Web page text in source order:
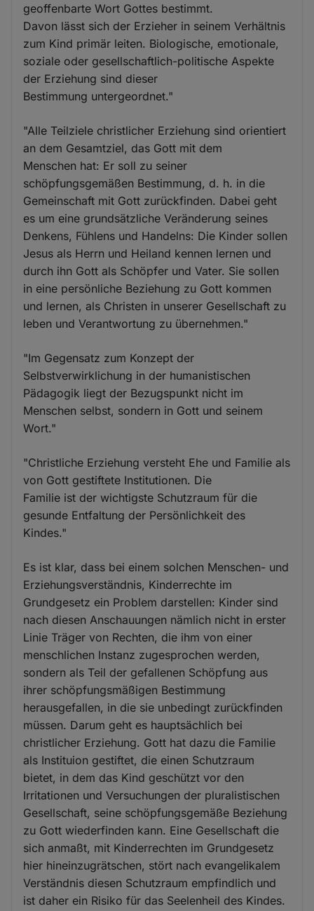
geoffenbarte Wort Gottes bestimmt.
Davon lässt sich der Erzieher in seinem Verhältnis
zum Kind primär leiten. Biologische, emotionale,
soziale oder gesellschaftlich-politische Aspekte
der Erziehung sind dieser
Bestimmung untergeordnet."
"Alle Teilziele christlicher Erziehung sind orientiert
an dem Gesamtziel, das Gott mit dem
Menschen hat: Er soll zu seiner
schöpfungsgemäßen Bestimmung, d. h. in die
Gemeinschaft mit Gott zurückfinden. Dabei geht
es um eine grundsätzliche Veränderung seines
Denkens, Fühlens und Handelns: Die Kinder sollen
Jesus als Herrn und Heiland kennen lernen und
durch ihn Gott als Schöpfer und Vater. Sie sollen
in eine persönliche Beziehung zu Gott kommen
und lernen, als Christen in unserer Gesellschaft zu
leben und Verantwortung zu übernehmen."
"Im Gegensatz zum Konzept der
Selbstverwirklichung in der humanistischen
Pädagogik liegt der Bezugspunkt nicht im
Menschen selbst, sondern in Gott und seinem
Wort."
"Christliche Erziehung versteht Ehe und Familie als
von Gott gestiftete Institutionen. Die
Familie ist der wichtigste Schutzraum für die
gesunde Entfaltung der Persönlichkeit des
Kindes."
Es ist klar, dass bei einem solchen Menschen- und
Erziehungsverständnis, Kinderrechte im
Grundgesetz ein Problem darstellen: Kinder sind
nach diesen Anschauungen nämlich nicht in erster
Linie Träger von Rechten, die ihm von einer
menschlichen Instanz zugesprochen werden,
sondern als Teil der gefallenen Schöpfung aus
ihrer schöpfungsmäßigen Bestimmung
herausgefallen, in die sie unbedingt zurückfinden
müssen. Darum geht es hauptsächlich bei
christlicher Erziehung. Gott hat dazu die Familie
als Instituion gestiftet, die einen Schutzraum
bietet, in dem das Kind geschützt vor den
Irritationen und Versuchungen der pluralistischen
Gesellschaft, seine schöpfungsgemäße Beziehung
zu Gott wiederfinden kann. Eine Gesellschaft die
sich anmaßt, mit Kinderrechten im Grundgesetz
hier hineinzugrätschen, stört nach evangelikalem
Verständnis diesen Schutzraum empfindlich und
ist daher ein Risiko für das Seelenheil des Kindes.